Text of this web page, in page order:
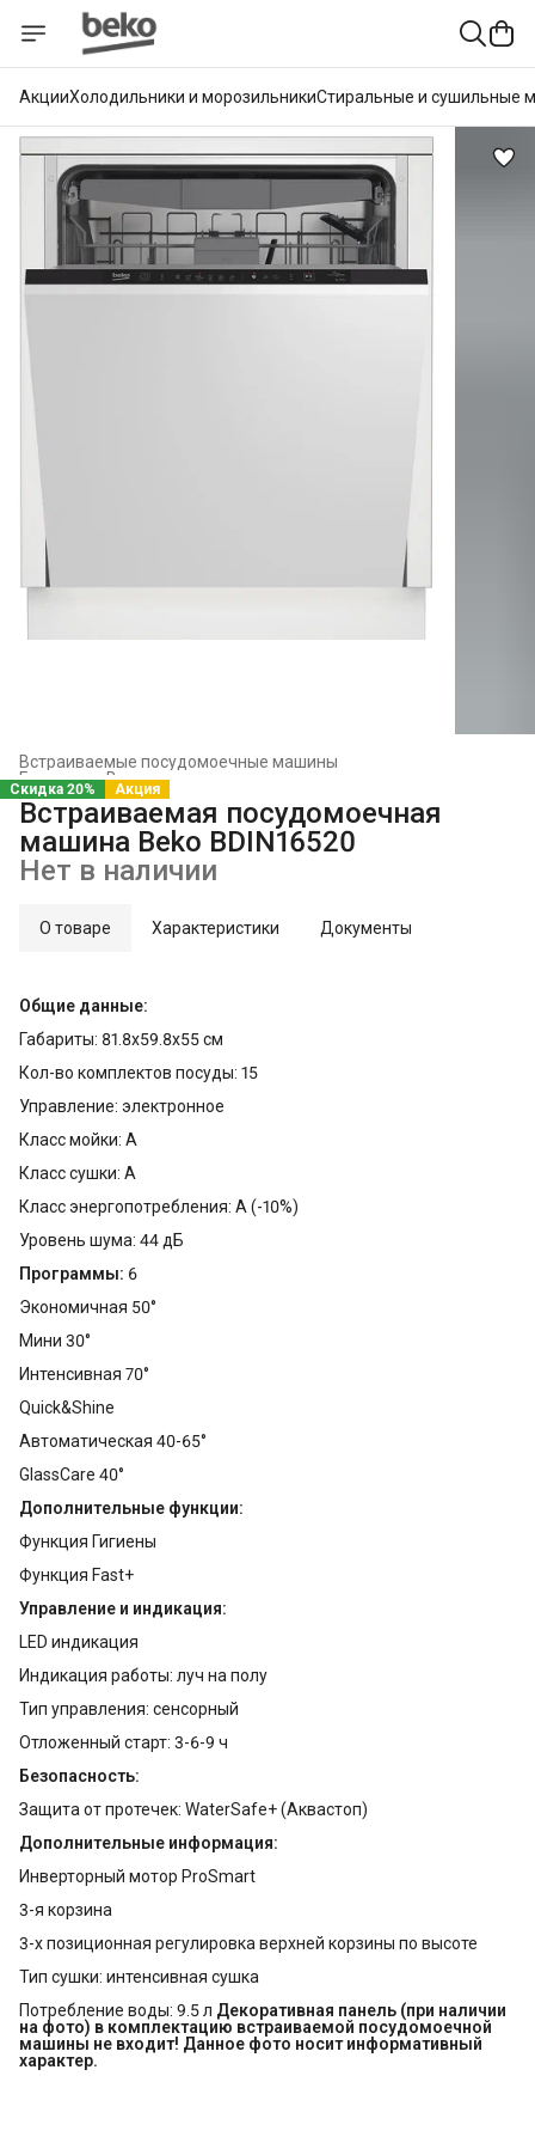
АкцииХолодильники и морозильникиСтиральные и сушильные
Встраиваемые посудомоечные машины
Встраиваемая техника
Главная ›
Скидка 20% Акция
Встраиваемая посудомоечная
машина Beko BDIN16520
Нет в наличии
О товаре Характеристики Документы
Общие данные:
Габариты: 81.8x59.8x55 см
Кол-во комплектов посуды: 15
Управление: электронное
Класс мойки: A
Класс сушки: A
Класс энергопотребления: A (-10%)
Уровень шума: 44 дБ
Программы: 6
Экономичная 50°
Мини 30°
Интенсивная 70°
Quick&Shine
Автоматическая 40-65°
GlassCare 40°
Дополнительные функции:
Функция Гигиены
Функция Fast+
Управление и индикация:
LED индикация
Индикация работы: луч на полу
Тип управления: сенсорный
Отложенный старт: 3-6-9 ч
Безопасность:
Защита от протечек: WaterSafe+ (Аквастоп)
Дополнительные информация:
Инверторный мотор ProSmart
3-я корзина
3-х позиционная регулировка верхней корзины по высоте
Тип сушки: интенсивная сушка
Потребление воды: 9.5 л Декоративная панель (при наличии
на фото) в комплектацию встраиваемой посудомоечной
машины не входит! Данное фото носит информативный
характер.